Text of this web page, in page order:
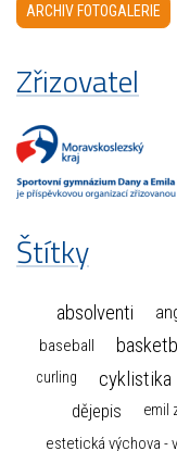
ARCHIV FOTOGALERIE
Zřizovatel
Štítky
absolventi
baseball
curling cyklistika
dějepis emil
estetická výchova -